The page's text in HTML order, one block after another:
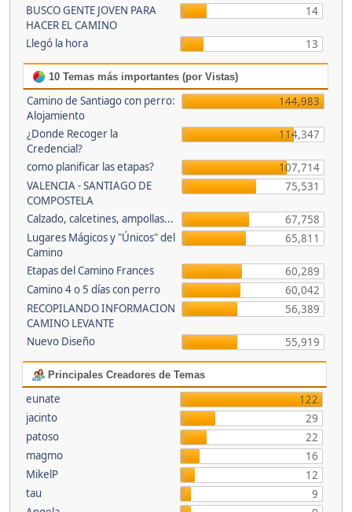
BUSCO GENTE JOVEN PARA
HACER EL CAMINO
14
Llegó la hora 13
10 Temas más importantes (por Vistas)
Camino de Santiago con perro:
Alojamiento
144,983
¿Donde Recoger la
Credencial?
114,347
como planificar las etapas?
107,714
VALENCIA - SANTIAGO DE
COMPOSTELA
75,531
Calzado, calcetines, ampollas...
67,758
Lugares Mágicos y "Únicos" del
Camino
65,811
Etapas del Camino Frances
60,289
Camino 4 o 5 días con perro
60,042
RECOPILANDO INFORMACION
CAMINO LEVANTE
56,389
Nuevo Diseño 55,919
Principales Creadores de Temas
eunate
122
jacinto
29
patoso
22
magmo
16
MikelP
12
tau
9